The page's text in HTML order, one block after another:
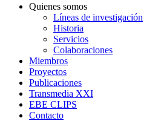
Quienes somos
Líneas de investigación
Historia
Servicios
Colaboraciones
Miembros
Proyectos
Publicaciones
Transmedia XXI
EBE CLIPS
Contacto